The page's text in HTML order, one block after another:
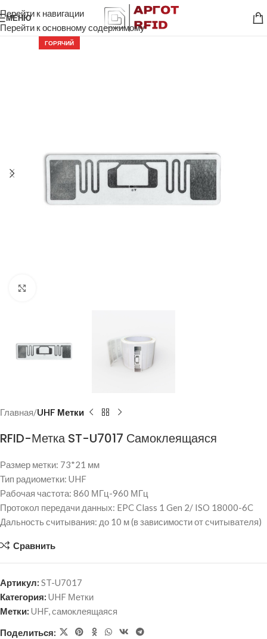
Перейти к навигации
Перейти к основному содержимому
МЕНЮ
ГОРЯЧИЙ
Главная UHF Метки
RFID-Метка ST-U7017 Самоклеящаяся
Размер метки: 73*21 мм
Тип радиометки: UHF
Рабочая частота: 860 МГц-960 МГц
Протокол передачи данных: EPC Class 1 Gen 2/ ISO 18000-6C
Дальность считывания: до 10 м (в зависимости от считывателя)
Сравнить
Артикул: ST-U7017
Категория: UHF Метки
Метки: UHF,самоклеящаяся
Поделиться: